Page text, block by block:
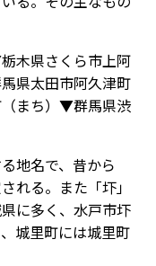
木県さくら市上阿
県太田市阿久津町
（まち）▼群馬県渋
地名で、昔から
れる。また「圷」
に多く、水戸市圷
城里町には城里町